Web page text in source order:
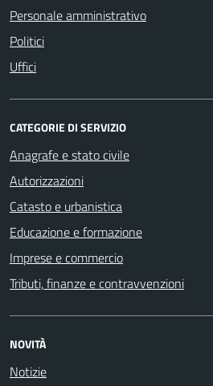
Personale amministrativo
Politici
Uffici
CATEGORIE DI SERVIZIO
Anagrafe e stato civile
Autorizzazioni
Catasto e urbanistica
Educazione e formazione
Imprese e commercio
Tributi, finanze e contravvenzioni
NOVITÀ
Notizie